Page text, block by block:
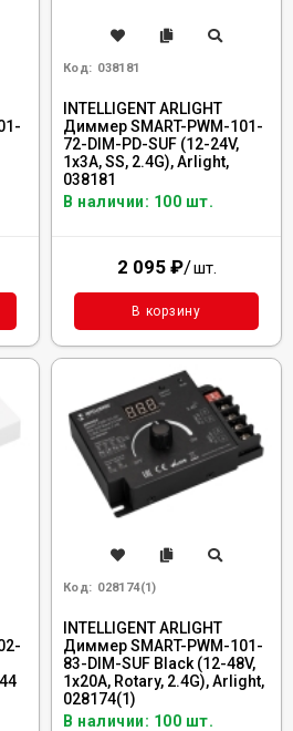
Код: 038181
INTELLIGENT ARLIGHT
Диммер SMART-PWM-101-
72-DIM-PD-SUF (12-24V,
1x3A, SS, 2.4G), Arlight,
038181
В наличии: 100 шт.
2 095 ₽/шт.
В корзину
Код: 028174(1)
INTELLIGENT ARLIGHT
Диммер SMART-PWM-101-
83-DIM-SUF Black (12-48V,
1x20A, Rotary, 2.4G), Arlight,
028174(1)
В наличии: 100 шт.